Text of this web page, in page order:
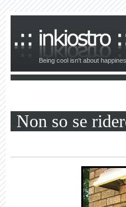
Being cool isn't about
Non so se